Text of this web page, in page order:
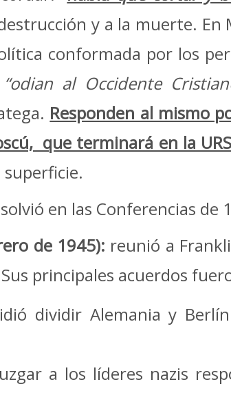
y a la muerte.
conformada por los
“odian al Occidente
Responden al mismo
que terminará en la
en las Conferencias de
de 1945): reunió a
principales acuerdos
dividir Alemania y
a los líderes nazis